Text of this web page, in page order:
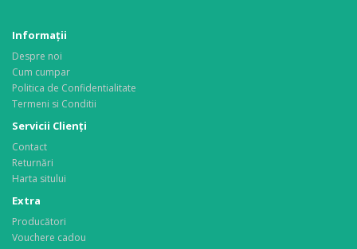
Informaţii
Despre noi
Cum cumpar
Politica de Confidentialitate
Termeni si Conditii
Servicii Clienţi
Contact
Returnări
Harta sitului
Extra
Producători
Vouchere cadou